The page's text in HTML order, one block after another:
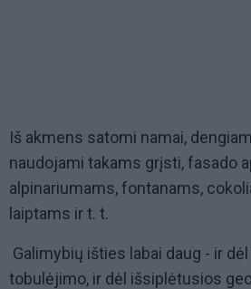
Iš akmens satomi namai,
naudojami takams grįsti, fasado
alpinariumams, fontanams,
laiptams ir t. t.
Galimybių išties labai daug - ir
tobulėjimo, ir dėl išsiplėtusios